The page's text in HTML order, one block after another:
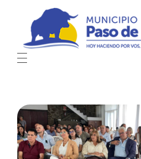
Municipio de Paso de los Toros
Hoy haciendo para vos, con los ojos en mañana